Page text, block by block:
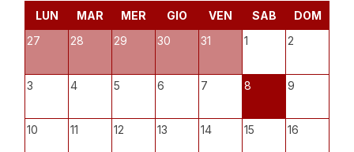
LUN MAR MER GIO VEN SAB
DOM
27
28 29 30 31 1 2
3 4 5 6 7 8 9
10 11 12 13 14 15 16